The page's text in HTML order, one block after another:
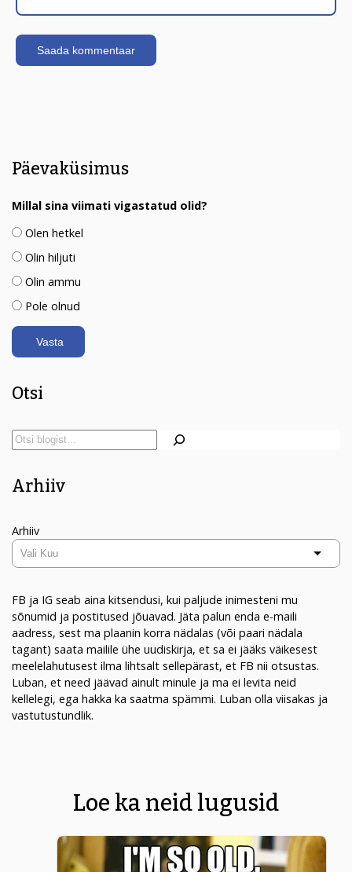
Päevaküsimus
Millal sina viimati vigastatud olid?
Olen hetkel
Olin hiljuti
Olin ammu
Pole olnud
Otsi
Arhiiv
Arhiiv
FB ja IG seab aina kitsendusi, kui paljude inimesteni mu
sõnumid ja postitused jõuavad. Jäta palun enda e-maili
aadress, sest ma plaanin korra nädalas (või paari nädala
tagant) saata mailile ühe uudiskirja, et sa ei jääks väikesest
meelelahutusest ilma lihtsalt sellepärast, et FB nii otsustas.
Luban, et need jäävad ainult minule ja ma ei levita neid
kellelegi, ega hakka ka saatma spämmi. Luban olla viisakas ja
vastutustundlik.
Loe ka neid lugusid